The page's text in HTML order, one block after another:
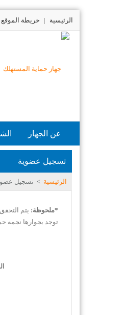
الرئيسية | خريطة الموقع
عن الجهاز
تسجيل عضوية
الرئيسية > تسجيل
*ملحوظة: يتم
توجد بجوارها نجمه